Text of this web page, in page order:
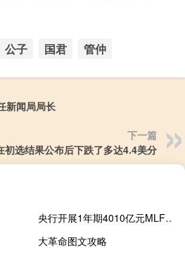
公子 国君 管仲
新闻局局长
下一篇
初选结果公布后下跌了多达4.4美分
央行开展1年期4010亿元MLF操作 利率下调15个基点
大革命图文攻略